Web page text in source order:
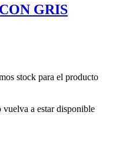
GRIS
stock para el producto
vuelva a estar disponible